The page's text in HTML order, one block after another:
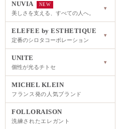
NUVIA NEW
美しさを支える、すべての人へ。
▾
ELEFEE by ESTHETIQUE
定番のシロタコーポレーション
▾
UNITE
個性が光るチトセ
▾
MICHEL KLEIN
フランス発の人気ブランド
FOLLORAISON
洗練されたエレガント